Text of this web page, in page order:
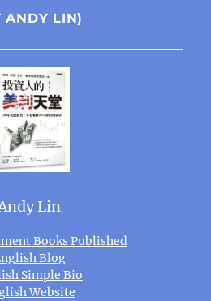
ANDY LIN)
Lin
Books Published
Blog
Simple Bio
Website